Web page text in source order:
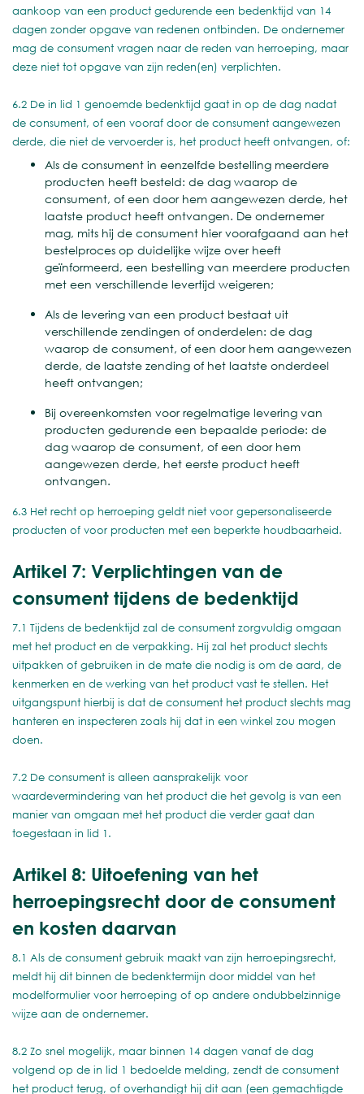
aankoop van een product gedurende een bedenktijd van 14
dagen zonder opgave van redenen ontbinden. De ondernemer
mag de consument vragen naar de reden van herroeping, maar
deze niet tot opgave van zijn reden(en) verplichten.
6.2 De in lid 1 genoemde bedenktijd gaat in op de dag nadat
de consument, of een vooraf door de consument aangewezen
derde, die niet de vervoerder is, het product heeft ontvangen, of:
Als de consument in eenzelfde bestelling meerdere
producten heeft besteld: de dag waarop de
consument, of een door hem aangewezen derde, het
laatste product heeft ontvangen. De ondernemer
mag, mits hij de consument hier voorafgaand aan het
bestelproces op duidelijke wijze over heeft
geïnformeerd, een bestelling van meerdere producten
met een verschillende levertijd weigeren;
Als de levering van een product bestaat uit
verschillende zendingen of onderdelen: de dag
waarop de consument, of een door hem aangewezen
derde, de laatste zending of het laatste onderdeel
heeft ontvangen;
Bij overeenkomsten voor regelmatige levering van
producten gedurende een bepaalde periode: de
dag waarop de consument, of een door hem
aangewezen derde, het eerste product heeft
ontvangen.
6.3 Het recht op herroeping geldt niet voor gepersonaliseerde
producten of voor producten met een beperkte houdbaarheid.
Artikel 7: Verplichtingen van de
consument tijdens de bedenktijd
7.1 Tijdens de bedenktijd zal de consument zorgvuldig omgaan
met het product en de verpakking. Hij zal het product slechts
uitpakken of gebruiken in de mate die nodig is om de aard, de
kenmerken en de werking van het product vast te stellen. Het
uitgangspunt hierbij is dat de consument het product slechts mag
hanteren en inspecteren zoals hij dat in een winkel zou mogen
doen.
7.2 De consument is alleen aansprakelijk voor
waardevermindering van het product die het gevolg is van een
manier van omgaan met het product die verder gaat dan
toegestaan in lid 1.
Artikel 8: Uitoefening van het
herroepingsrecht door de consument
en kosten daarvan
8.1 Als de consument gebruik maakt van zijn herroepingsrecht,
meldt hij dit binnen de bedenktermijn door middel van het
modelformulier voor herroeping of op andere ondubbelzinnige
wijze aan de ondernemer.
8.2 Zo snel mogelijk, maar binnen 14 dagen vanaf de dag
volgend op de in lid 1 bedoelde melding, zendt de consument
het product terug, of overhandigt hij dit aan (een gemachtigde